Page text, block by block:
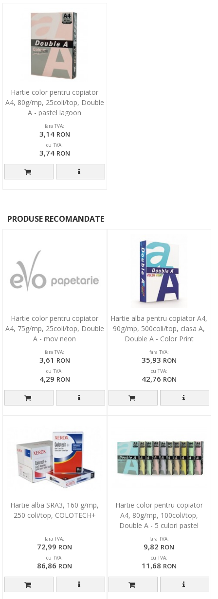
Hartie color pentru copiator
A4, 80g/mp, 25coli/top, Double
A - pastel lagoon
fara TVA:
3,14 RON
cu TVA:
3,74 RON
PRODUSE RECOMANDATE
Hartie color pentru copiator
A4, 75g/mp, 25coli/top, Double
A - mov neon
fara TVA:
3,61 RON
cu TVA:
4,29 RON
Hartie alba pentru copiator A4,
90g/mp, 500coli/top, clasa A,
Double A - Color Print
fara TVA:
35,93 RON
cu TVA:
42,76 RON
Hartie alba SRA3, 160 g/mp,
250 coli/top, COLOTECH+
fara TVA:
72,99 RON
cu TVA:
86,86 RON
Hartie color pentru copiator
A4, 80g/mp, 100coli/top,
Double A - 5 culori pastel
asortate
fara TVA:
9,82 RON
cu TVA:
11,68 RON